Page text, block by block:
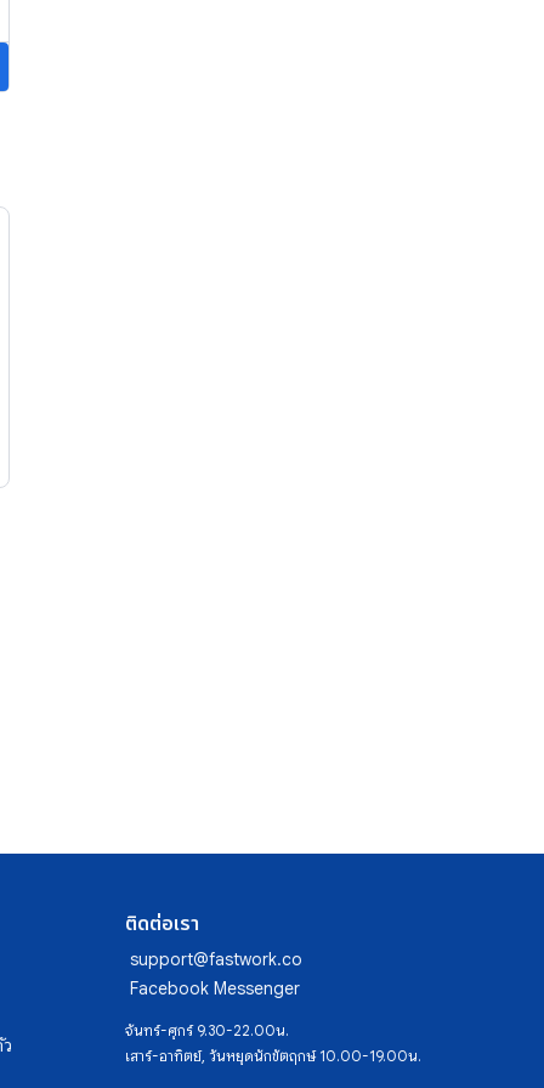
ติดต่อเรา
support@fastwork.co
Facebook Messenger
จันทร์-ศุกร์ 9.30-22.00น.
เสาร์-อาทิตย์, วันหยุดนักขัตฤกษ์ 10.00-19.00น.